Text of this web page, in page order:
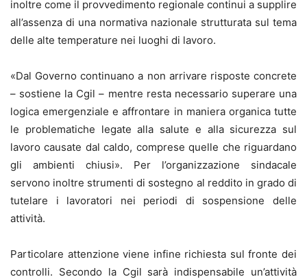
inoltre come il provvedimento regionale continui a supplire
all’assenza di una normativa nazionale strutturata sul tema
delle alte temperature nei luoghi di lavoro.
«Dal Governo continuano a non arrivare risposte concrete
– sostiene la Cgil – mentre resta necessario superare una
logica emergenziale e affrontare in maniera organica tutte
le problematiche legate alla salute e alla sicurezza sul
lavoro causate dal caldo, comprese quelle che riguardano
gli ambienti chiusi». Per l’organizzazione sindacale
servono inoltre strumenti di sostegno al reddito in grado di
tutelare i lavoratori nei periodi di sospensione delle
attività.
Particolare attenzione viene infine richiesta sul fronte dei
controlli. Secondo la Cgil sarà indispensabile un’attività